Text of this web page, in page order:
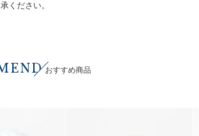
ください。
おすすめ商品